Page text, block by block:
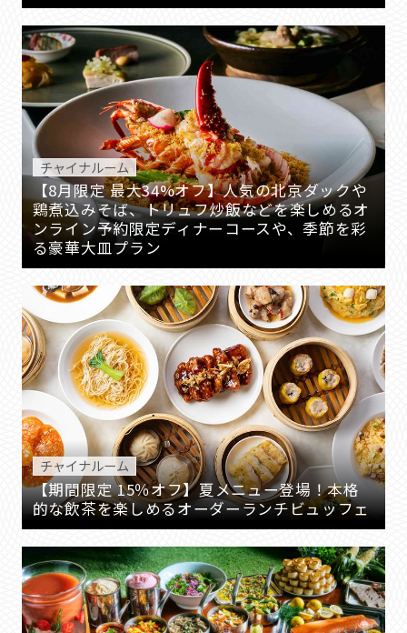
チャイナルーム
【8月限定 最大34%オフ】人気の北京ダックや
鶏煮込みそば、トリュフ炒飯などを楽しめるオ
ンライン予約限定ディナーコースや、季節を彩
る豪華大皿プラン
チャイナルーム
【期間限定 15％オフ】夏メニュー登場！本格
的な飲茶を楽しめるオーダーランチビュッフェ